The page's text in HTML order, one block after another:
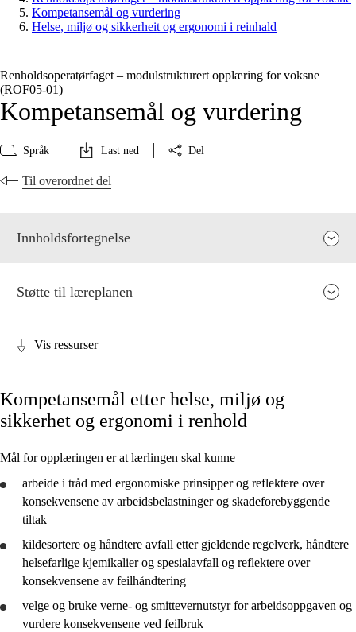
Kompetansemål og vurdering
Helse, miljø og sikkerheit og ergonomi i reinhald
Renholdsoperatørfaget – modulstrukturert opplæring for voksne
(ROF05‑01)
Kompetansemål og vurdering
Språk Last ned Del
Til overordnet del
Innholdsfortegnelse
Kjerneelementer
Tverrfaglige temaer
Grunnleggende ferdigheter
Helse, miljø og sikkerheit og ergonomi i reinhald
Reinhaldsplanlegging og arbeidsbeskrivingar
Overflatemateriale, reinhaldsmaskiner, utstyr og metoder
Støtte til læreplanen
Vis ressurser
Kompetansemål etter helse, miljø og
sikkerhet og ergonomi i renhold
Mål for opplæringen er at lærlingen skal kunne
arbeide i tråd med ergonomiske prinsipper og reflektere over
konsekvensene av arbeidsbelastninger og skadeforebyggende
tiltak
kildesortere og håndtere avfall etter gjeldende regelverk, håndtere
helsefarlige kjemikalier og spesialavfall og reflektere over
konsekvensene av feilhåndtering
velge og bruke verne- og smittevernutstyr for arbeidsoppgaven og
vurdere konsekvensene ved feilbruk